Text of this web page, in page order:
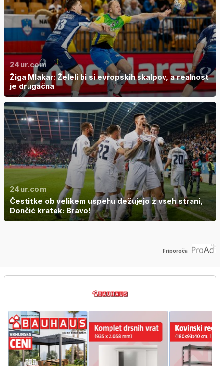
24ur.com
Žiga Mlakar: Želeli bi si evropskih skalpov, a realnost
je drugačna
24ur.com
Čestitke ob velikem uspehu dežujejo z vseh strani,
Dončić kratek: Bravo!
Priporoča